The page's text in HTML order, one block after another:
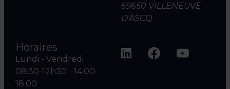
59650 VILLENEUVE
D'ASCQ
Horaires
Lundi - Vendredi
08:30-12h30 - 14:00-
18:00